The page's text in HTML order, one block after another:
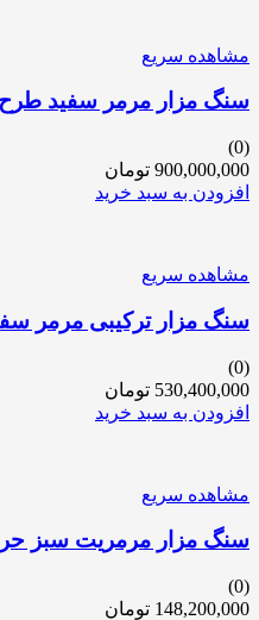
مشاهده سریع
سنگ مزار مرمر سفید طرح
(0)
900,000,000 تومان
افزودن به سبد خرید
مشاهده سریع
سنگ مزار ترکیبی مرمر سفید
(0)
530,400,000 تومان
افزودن به سبد خرید
مشاهده سریع
سنگ مزار مرمریت سبز حرمی
(0)
148,200,000 تومان